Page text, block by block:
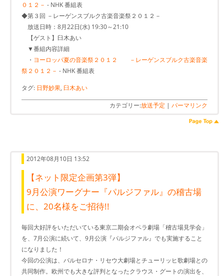
０１２－ - NHK 番組表
◆第３回 －レーゲンスブルク古楽音楽祭２０１２－
放送日時：8月22日(水) 19:30～21:10
【ゲスト】臼木あい
▼番組内容詳細
・ ヨーロッパ夏の音楽祭２０１２ －レーゲンスブルク古楽音楽
祭２０１２－ - NHK 番組表
タグ: 日野妙果, 臼木あい
カテゴリー:放送予定 | パーマリンク
2012年08月10日 13:52
【ネット限定企画第3弾】
9月公演ワーグナー『パルジファル』の稽古場
に、20名様をご招待!!
毎回大好評をいただいている東京二期会オペラ劇場「稽古場見学会」
を、7月公演に続いて、9月公演『パルジファル』でも実施すること
になりました！
今回の公演は、バルセロナ・リセウ大劇場とチューリッヒ歌劇場との
共同制作。欧州でも大きな評判となったクラウス・グートの演出を、